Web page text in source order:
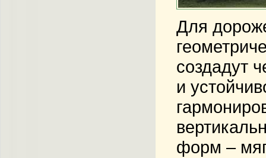
Для
создадут
и
форм –